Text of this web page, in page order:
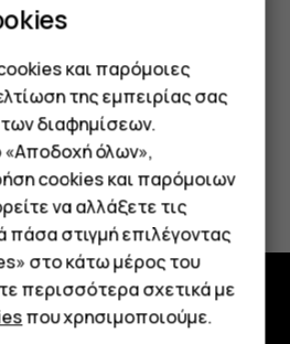
χρήσης
πόση παραμένει διαθέσιμη.
και παρόμοιες
της εμπειρίας σας
διαφημίσεων.
«Αποδοχή όλων»,
cookies και παρόμοιων
να αλλάξετε τις
πάσα στιγμή επιλέγοντας
στο κάτω μέρος του
περισσότερα σχετικά με
που χρησιμοποιούμε.